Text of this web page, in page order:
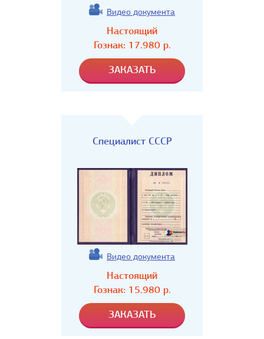
Видео документа
Настоящий
Гознак: 17.980р.
Специалист СССР
Видео документа
Настоящий
Гознак: 15.980р.